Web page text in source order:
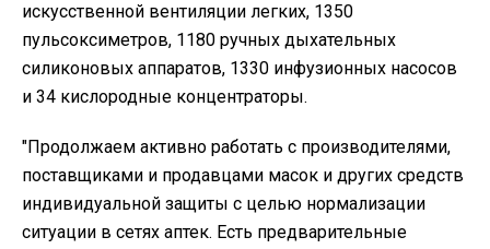
искусственной вентиляции легких, 1350
пульсоксиметров, 1180 ручных дыхательных
силиконовых аппаратов, 1330 инфузионных насосов
и 34 кислородные концентраторы.
"Продолжаем активно работать с производителями,
поставщиками и продавцами масок и других средств
индивидуальной защиты с целью нормализации
ситуации в сетях аптек. Есть предварительные